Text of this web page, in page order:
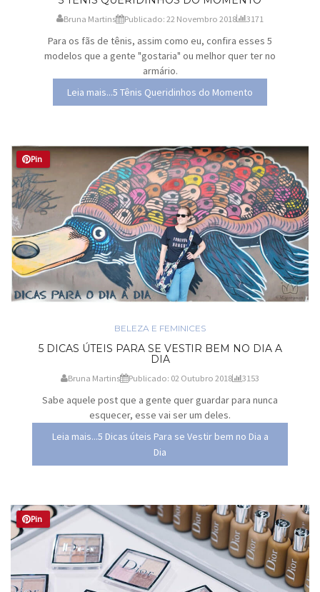
Bruna Martins Publicado: 22 Novembro 2018 3171
Para os fãs de tênis, assim como eu, confira esses 5
modelos que a gente "gostaria" ou melhor quer ter no
armário.
Leia mais...5 Tênis Queridinhos do Momento
Pin
BELEZA E FEMINICES
5 DICAS ÚTEIS PARA SE VESTIR BEM NO DIA A
DIA
Bruna Martins Publicado: 02 Outubro 2018 3153
Sabe aquele post que a gente quer guardar para nunca
esquecer, esse vai ser um deles.
Leia mais...5 Dicas úteis Para se Vestir bem no Dia a
Dia
Pin